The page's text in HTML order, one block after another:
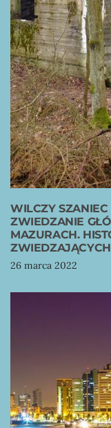
WILCZY
ZWIEDZANIE
MAZURACH.
ZWIEDZAJĄCYCH
26 marca 2022